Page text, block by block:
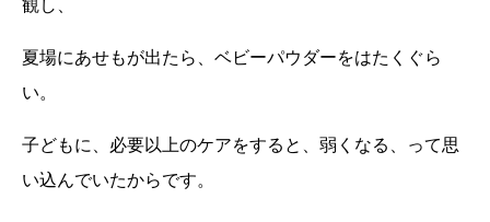
観し、
夏場にあせもが出たら、ベビーパウダーをはたくぐら
い。
子どもに、必要以上のケアをすると、弱くなる、って思
い込んでいたからです。